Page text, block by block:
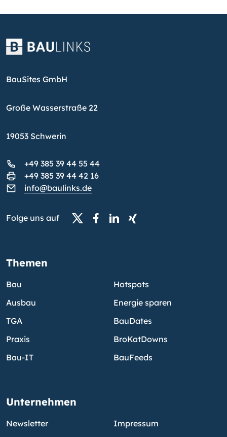
BauSites GmbH
Große Wasserstraße 22
19053 Schwerin
+49 385 39 44 55 44
+49 385 39 44 42 16
info@baulinks.de
Folge uns auf
Themen
Bau
Ausbau
TGA
Praxis
Bau-IT
Hotspots
Energie sparen
BauDates
BroKatDowns
BauFeeds
Unternehmen
Newsletter
Impressum